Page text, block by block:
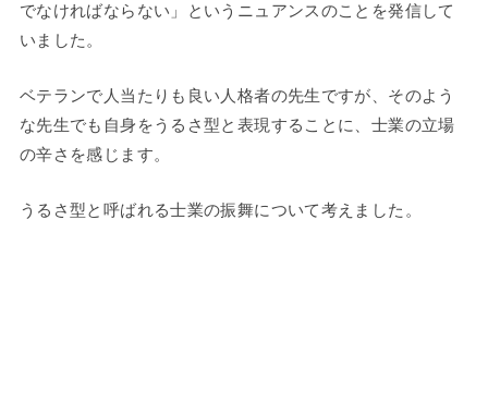
でなければならない」というニュアンスのことを発信して
いました。
ベテランで人当たりも良い人格者の先生ですが、そのよう
な先生でも自身をうるさ型と表現することに、士業の立場
の辛さを感じます。
うるさ型と呼ばれる士業の振舞について考えました。